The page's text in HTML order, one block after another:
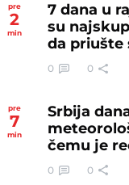
pre
2
min
7 dana u
su
da priušte
0 0
pre
7
min
Srbija
čemu je
0 0